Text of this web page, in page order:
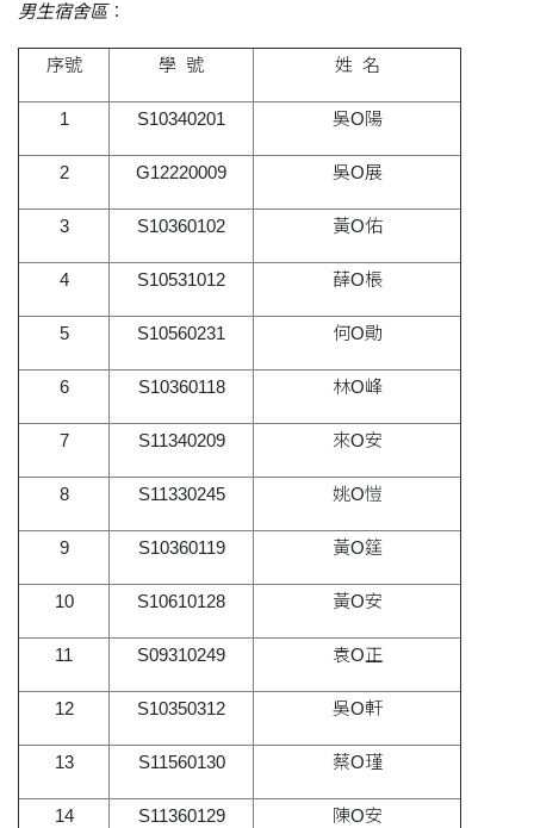
男生宿舍區：
序號 學 號 姓 名
1 S10340201 吳O陽
2 G12220009 吳O展
3 S10360102 黃O佑
4 S10531012 薛O棖
5 S10560231 何O勛
6 S10360118 林O峰
7 S11340209 來O安
8 S11330245 姚O愷
9 S10360119 黃O筳
10 S10610128 黃O安
11 S09310249 袁O正
12 S10350312 吳O軒
13 S11560130 蔡O瑾
14 S11360129 陳O安